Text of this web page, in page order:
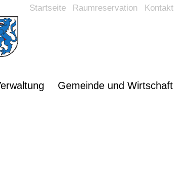
Startseite Raumreservation Kontakt
Gemeinde und Wirtschaft